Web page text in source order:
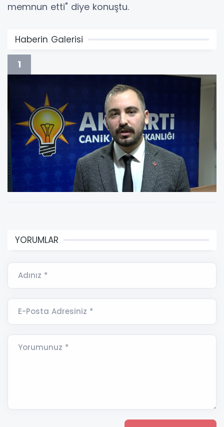
memnun etti" diye konuştu.
Haberin Galerisi
1
YORUMLAR
Adınız *
E-Posta Adresiniz *
Yorumunuz *